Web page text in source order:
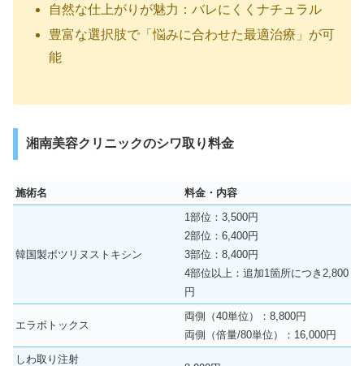
自然な仕上がりが魅力：バレにくくナチュラル
豊富な選択肢で「悩みに合わせた最適治療」が可
能
湘南美容クリニックのシワ取り料金
施術名 料金・内容
韓国製ボツリヌストキシン
1部位：3,500円
2部位：6,400円
3部位：8,400円
4部位以上：追加1箇所につき2,800
円
エラボトックス
両側（40単位）：8,800円
両側（倍量/80単位）：16,000円
しわ取り注射